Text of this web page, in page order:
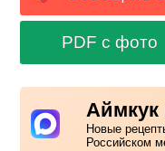
PDF с фото
Аймкук
Новые
Российском